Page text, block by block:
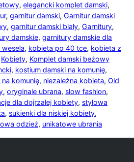
, elegancki komplet damski,
, garnitur damski, Garnitur damski
, garnitur damski biały, Garnitury,
damskie, garnitury damskie dla
wesela, kobieta po 40 tce, kobieta z
Kobiety, Komplet damski beżowy
, kostium damski na komunię,
na komunię, niezależna kobieta, Old
, oryginale ubrana, slow fashion,
dla dojrzałej kobiety, stylowa
, sukienki dla niskiej kobiety,
odzież, unikatowe ubrania